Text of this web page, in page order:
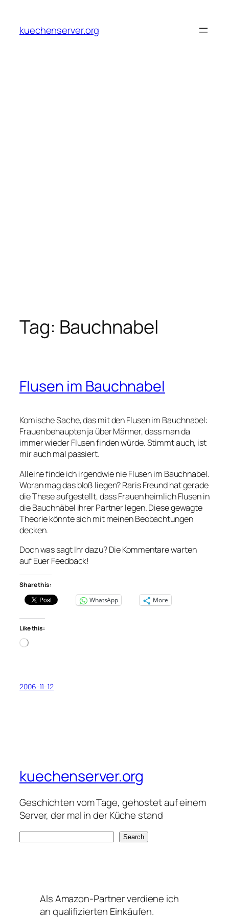
content
kuechenserver.org
Tag: Bauchnabel
Flusen im Bauchnabel
Komische Sache, das mit den Flusen im Bauchnabel:
Frauen behaupten ja über Männer, dass man da
immer wieder Flusen finden würde. Stimmt auch, ist
mir auch mal passiert.
Alleine finde ich irgendwie nie Flusen im Bauchnabel.
Woran mag das bloß liegen? Raris Freund hat gerade
die These aufgestellt, dass Frauen heimlich Flusen in
die Bauchnäbel ihrer Partner legen. Diese gewagte
Theorie könnte sich mit meinen Beobachtungen
decken.
Doch was sagt Ihr dazu? Die Kommentare warten
auf Euer Feedback!
Share this:
WhatsApp
More
Like this:
Loading…
2006-11-12
kuechenserver.org
Geschichten vom Tage, gehostet auf einem
Server, der mal in der Küche stand
Search
Als Amazon-Partner verdiene ich
an qualifizierten Einkäufen.